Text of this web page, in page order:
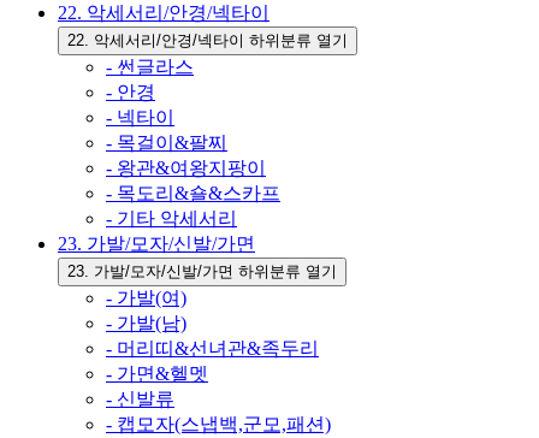
22. 악세서리/안경/넥타이
22. 악세서리/안경/넥타이 하위분류 열기
- 썬글라스
- 안경
- 넥타이
- 목걸이&팔찌
- 왕관&여왕지팡이
- 목도리&숄&스카프
- 기타 악세서리
23. 가발/모자/신발/가면
23. 가발/모자/신발/가면 하위분류 열기
- 가발(여)
- 가발(남)
- 머리띠&선녀관&족두리
- 가면&헬멧
- 신발류
- 캡모자(스냅백,군모,패션)